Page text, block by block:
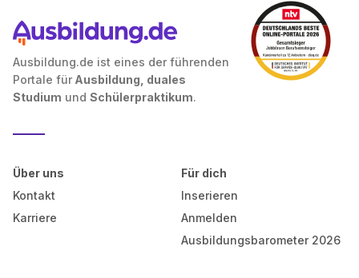
Ausbildung.de ist eines der führenden
Portale für Ausbildung, duales
Studium und Schülerpraktikum.
Über uns
Kontakt
Karriere
Für dich
Inserieren
Anmelden
Ausbildungsbarometer 2026